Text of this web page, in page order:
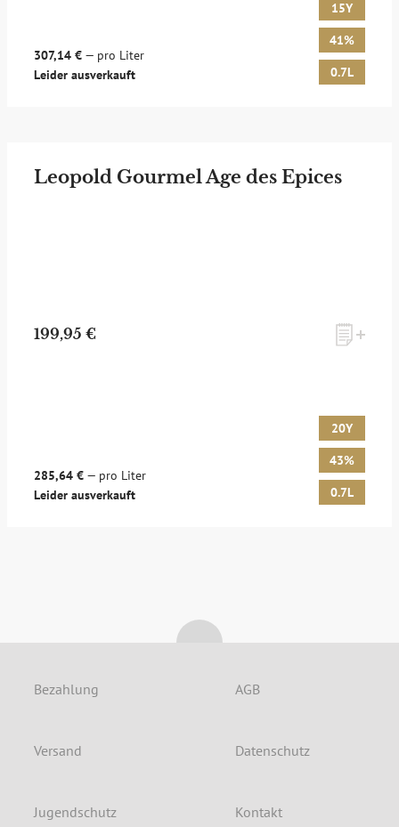
307,14 € — pro Liter
Leider ausverkauft
15Y
41%
0.7L
Leopold Gourmel Age des Epices
199,95 €
285,64 € — pro Liter
Leider ausverkauft
20Y
43%
0.7L
Bezahlung
Versand
AGB
Datenschutz
Jugendschutz Kontakt